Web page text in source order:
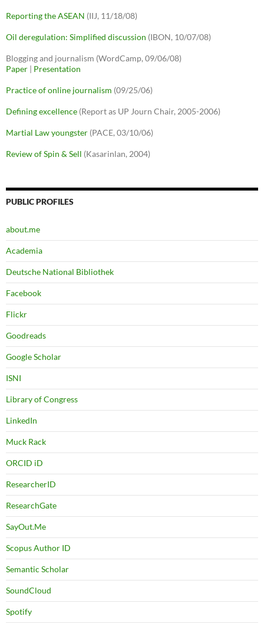
Reporting the ASEAN (IIJ, 11/18/08)
Oil deregulation: Simplified discussion (IBON, 10/07/08)
Blogging and journalism (WordCamp, 09/06/08)
Paper | Presentation
Practice of online journalism (09/25/06)
Defining excellence (Report as UP Journ Chair, 2005-2006)
Martial Law youngster (PACE, 03/10/06)
Review of Spin & Sell (Kasarinlan, 2004)
PUBLIC PROFILES
about.me
Academia
Deutsche National Bibliothek
Facebook
Flickr
Goodreads
Google Scholar
ISNI
Library of Congress
LinkedIn
Muck Rack
ORCID iD
ResearcherID
ResearchGate
SayOut.Me
Scopus Author ID
Semantic Scholar
SoundCloud
Spotify